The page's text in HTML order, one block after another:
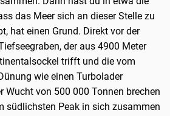
das Meer sich an dieser Stelle zu
hat einen Grund. Direkt vor der
der aus 4900 Meter
trifft und die vom
wie einen Turbolader
Wucht von 500 000 Tonnen brechen
südlichsten Peak in sich zusammen